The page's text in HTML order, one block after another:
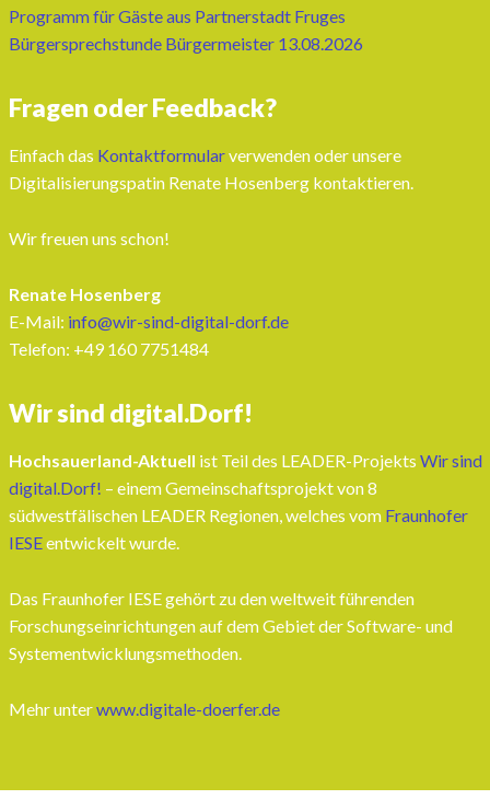
Programm für Gäste aus Partnerstadt Fruges
Bürgersprechstunde Bürgermeister 13.08.2026
Fragen oder Feedback?
Einfach das Kontaktformularverwenden oder unsere
Digitalisierungspatin Renate Hosenberg kontaktieren.
Wir freuen uns schon!
Renate Hosenberg
E-Mail: info@wir-sind-digital-dorf.de
Telefon: ‭+49 160 7751484‬
Wir sind digital.Dorf!
Hochsauerland-Aktuell ist Teil des LEADER-Projekts Wir sind
digital.Dorf! – einem Gemeinschaftsprojekt von 8
südwestfälischen LEADER Regionen, welches vom Fraunhofer
IESEentwickelt wurde.
Das Fraunhofer IESE gehört zu den weltweit führenden
Forschungseinrichtungen auf dem Gebiet der Software- und
Systementwicklungsmethoden.
Mehr unterwww.digitale-doerfer.de